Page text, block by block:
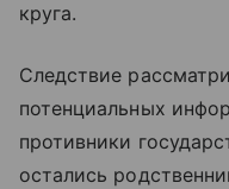
круга.
Следствие
потенциальных
противники
остались